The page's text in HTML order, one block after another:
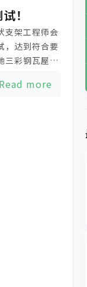
！
支架工程师会
，达到符合要
三彩钢瓦屋顶
！
Read more